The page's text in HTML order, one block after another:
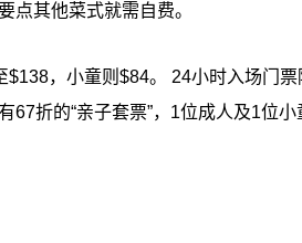
点其他菜式就需自费。
$138，小童则$84。 24小时入场门票
折的“亲子套票”，1位成人及1位小